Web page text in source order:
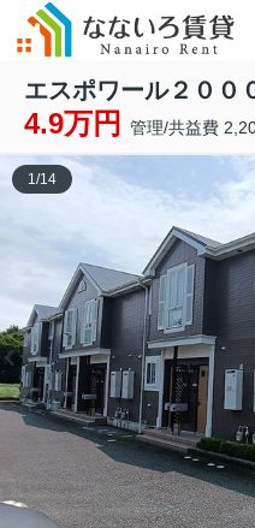
エスポワール２００
4.9万円 管理/共益費
1/14